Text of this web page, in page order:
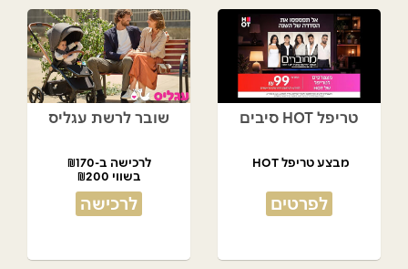
טריפל HOT סיבים
מבצע טריפל HOT
לפרטים
שובר לרשת עגליס
לרכישה ב-₪170
בשווי ₪200
לרכישה